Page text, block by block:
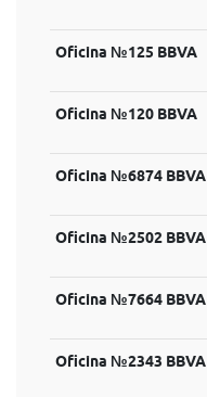
Oficina №125 BBVA
Oficina №120 BBVA
Oficina №6874 BBVA
Oficina №2502 BBVA
Oficina №7664 BBVA
Oficina №2343 BBVA